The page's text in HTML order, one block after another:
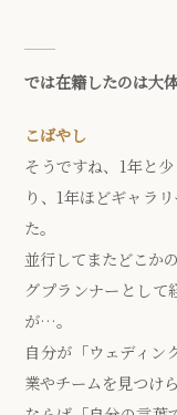
では在籍したのは大
こばやし
そうですね、1年と
り、1年ほどギャラ
た。
並行してまたどこか
グプランナーとして
が…。
自分が「ウェディン
業やチームを見つけ